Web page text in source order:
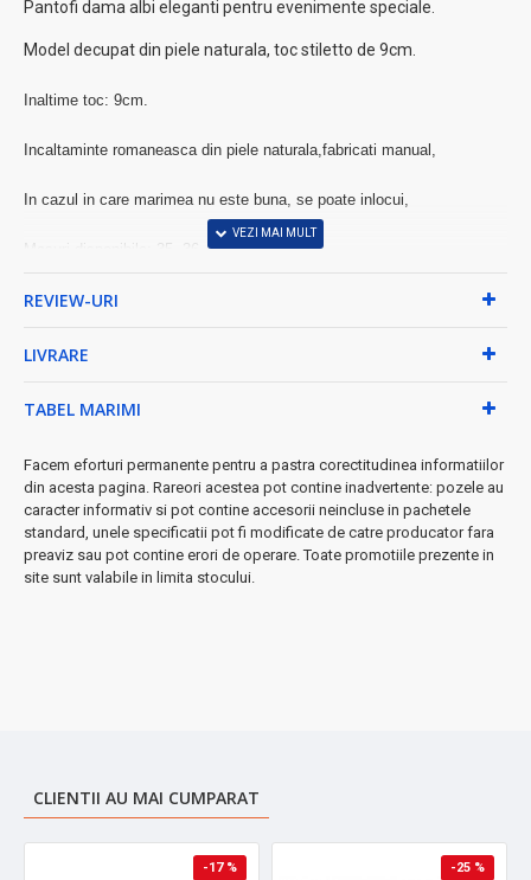
Pantofi dama albi eleganti pentru evenimente speciale.
Model decupat din piele naturala, toc stiletto de 9cm.
Inaltime toc: 9cm.
Incaltaminte romaneasca din piele naturala,fabricati manual,
In cazul in care marimea nu este buna, se poate inlocui,
Masuri disponibile: 35, 36, 37, 38, 39, 40.
Avand in vedere faptul ca, pentru realizarea pantofilor se foloseste
Garantie 60 zile.
REVIEW-URI
LIVRARE
TABEL MARIMI
Facem eforturi permanente pentru a pastra corectitudinea informatiilor
din acesta pagina. Rareori acestea pot contine inadvertente: pozele au
caracter informativ si pot contine accesorii neincluse in pachetele
standard, unele specificatii pot fi modificate de catre producator fara
preaviz sau pot contine erori de operare. Toate promotiile prezente in
site sunt valabile in limita stocului.
CLIENTII AU MAI CUMPARAT
-17 % -25 %